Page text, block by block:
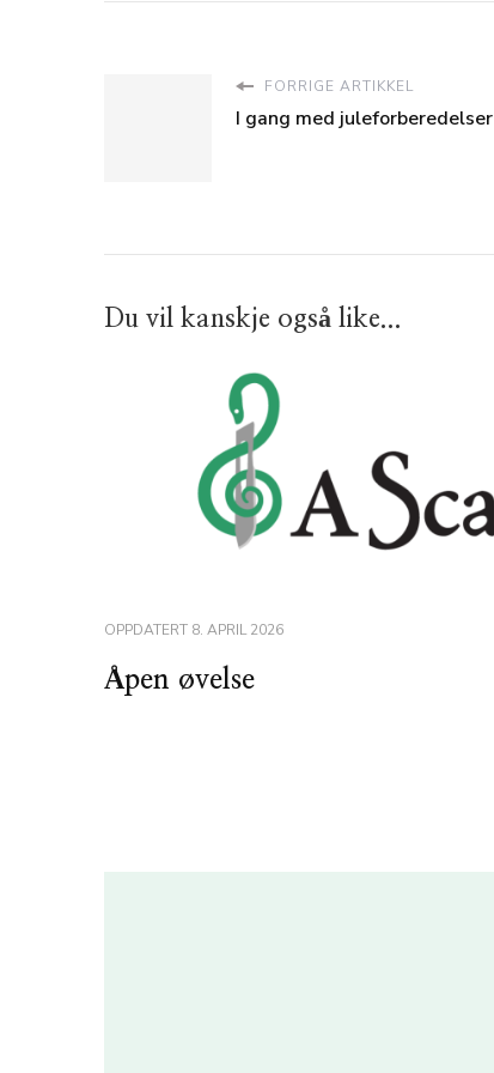
FORRIGE ARTIKKEL
I gang med juleforberedelser
Du vil kanskje også like...
OPPDATERT 8. APRIL 2026
Åpen øvelse